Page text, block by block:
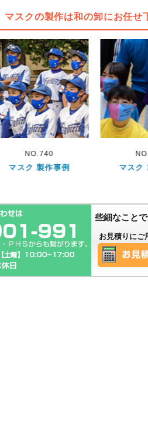
マスクの製作は和の卸にお任せ
NO.827
マスク 製作事例 マスク
些細なこと
お見積りにご